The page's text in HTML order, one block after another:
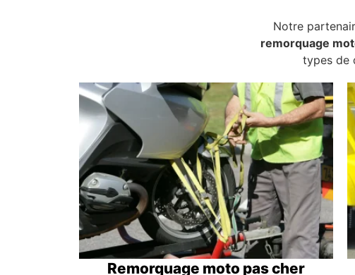
Notre
remorquage
types de
Remorquage moto pas cher